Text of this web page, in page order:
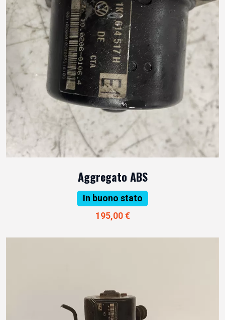
Aggregato ABS
In buono stato
195,00 €